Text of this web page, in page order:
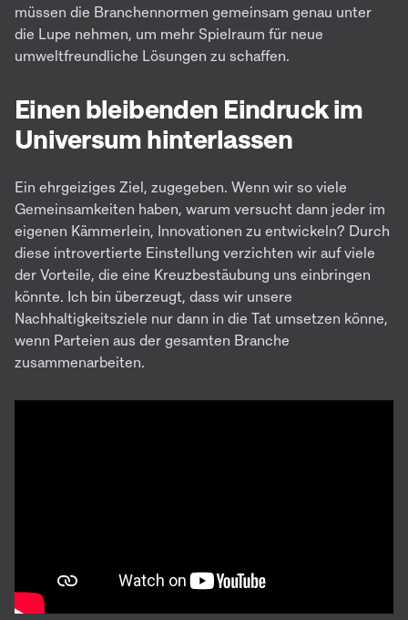
müssen die Branchennormen gemeinsam genau unter
die Lupe nehmen, um mehr Spielraum für neue
umweltfreundliche Lösungen zu schaffen.
Einen bleibenden Eindruck im
Universum hinterlassen
Ein ehrgeiziges Ziel, zugegeben. Wenn wir so viele
Gemeinsamkeiten haben, warum versucht dann jeder im
eigenen Kämmerlein, Innovationen zu entwickeln? Durch
diese introvertierte Einstellung verzichten wir auf viele
der Vorteile, die eine Kreuzbestäubung uns einbringen
könnte. Ich bin überzeugt, dass wir unsere
Nachhaltigkeitsziele nur dann in die Tat umsetzen könne,
wenn Parteien aus der gesamten Branche
zusammenarbeiten.